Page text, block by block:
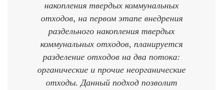
накопления твердых коммунальных
отходов, на первом этапе внедрения
раздельного накопления твердых
коммунальных отходов, планируется
разделение отходов на два потока:
органические и прочие неорганические
отходы. Данный подход позволит